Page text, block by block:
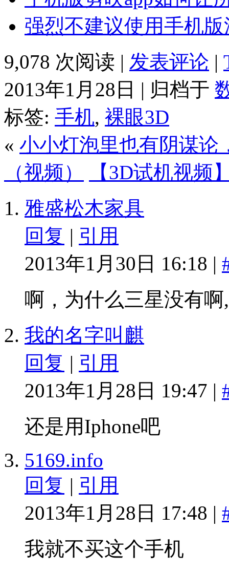
强烈不建议使用手机
9,078 次阅读 | 发表评论 |
2013年1月28日 | 归档于
标签: 手机, 裸眼3D
« 小小灯泡里也有阴谋论
（视频）
【3D试机视频
雅盛松木家具
回复 | 引用
2013年1月30日 16:18 |
啊，为什么三星没有
我的名字叫麒
回复 | 引用
2013年1月28日 19:47 |
还是用Iphone吧
5169.info
回复 | 引用
2013年1月28日 17:48 |
我就不买这个手机